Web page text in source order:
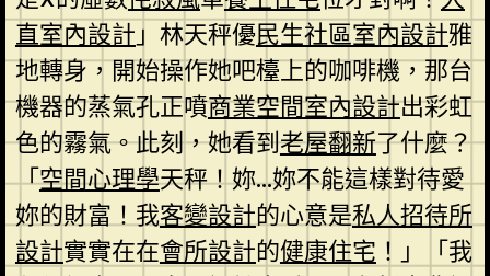
直室內設計 」林天秤優民生社區室內設計雅
地轉身，開始操作她吧檯上的咖啡機，那台
機器的蒸氣孔正噴商業空間室內設計出彩虹
色的霧氣。此刻，她看到老屋翻新了什麼？
「空間心理學天秤！妳…妳不能這樣對待愛
妳的財富！我客變設計的心意是私人招待所
設計實實在在會所設計的健康住宅 ！」「我